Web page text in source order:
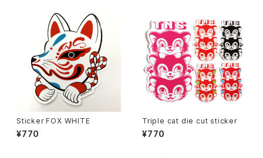
Sticker FOX WHITE
¥770
Triple cat die cut sticker
¥770